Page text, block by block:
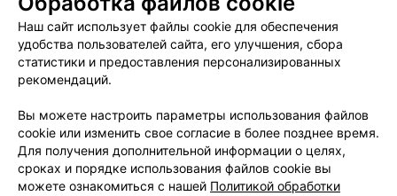
Вакансии
Партнеры
Написать руководителю 103.by
Обработка персональных данных
Наш сайт использует файлы cookie для обеспечения
удобства пользователей сайта, его улучшения, сбора
статистики и предоставления персонализированных
рекомендаций.
Вы можете настроить параметры использования файлов
cookie или изменить свое согласие в более позднее время.
Для получения дополнительной информации о целях,
сроках и порядке использования файлов cookie вы
можете ознакомиться с нашей Политикой обработки